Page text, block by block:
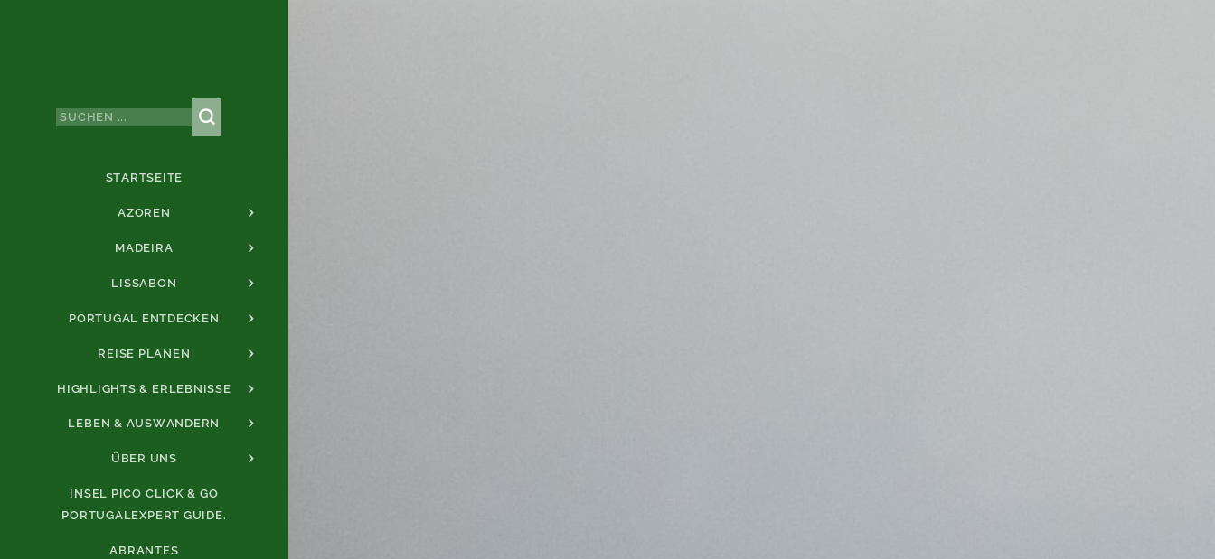
STARTSEITE
AZOREN
MADEIRA
LISSABON
PORTUGAL ENTDECKEN
REISE PLANEN
HIGHLIGHTS & ERLEBNISSE
LEBEN & AUSWANDERN
ÜBER UNS
INSEL PICO CLICK & GO
PORTUGALEXPERT GUIDE.
ABRANTES